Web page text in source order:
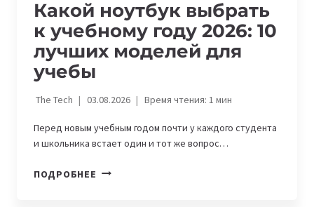
Какой ноутбук выбрать
к учебному году 2026: 10
лучших моделей для
учебы
The Tech 03.08.2026 Время чтения: 1мин
Перед новым учебным годом почти у каждого студента
и школьника встает один и тот же вопрос…
ПОДРОБНЕЕ КАКОЙ